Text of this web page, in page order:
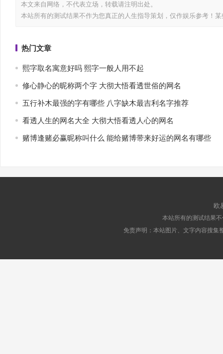
本文来自网络，不代表立场，转载请注明出处。
本站所有的测试结果不作为您真正的人生指导策划，仅作娱乐参考！
热门文章
熙字取名寓意好吗 熙字一般人用不起
修心静心的昵称两个字 大彻大悟看透世俗的网名
五行补木最强的字有哪些 八字缺木最吉利名字推荐
看透人生的网名大全 大彻大悟看透人心的网名
赌博逢赌必赢昵称叫什么 能给赌博带来好运的网名有哪些
欧
本站所有的测试结果
免责声明：本站图片、文字内容搜集